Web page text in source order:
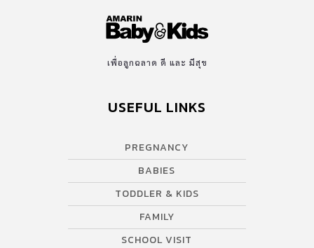
เพื่อลูกฉลาด ดี และ มีสุข
USEFUL LINKS
PREGNANCY
BABIES
TODDLER & KIDS
FAMILY
SCHOOL VISIT